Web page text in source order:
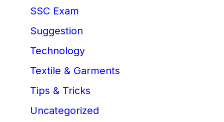
SSC Exam
Suggestion
Technology
Textile & Garments
Tips & Tricks
Uncategorized